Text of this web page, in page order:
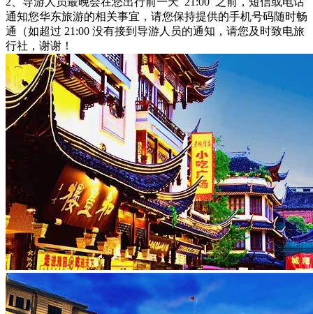
通知您华东旅游的相关事宜，请您保持提供的手机号码随时畅
通（如超过 21:00 没有接到导游人员的通知，请您及时致电旅
行社，谢谢！